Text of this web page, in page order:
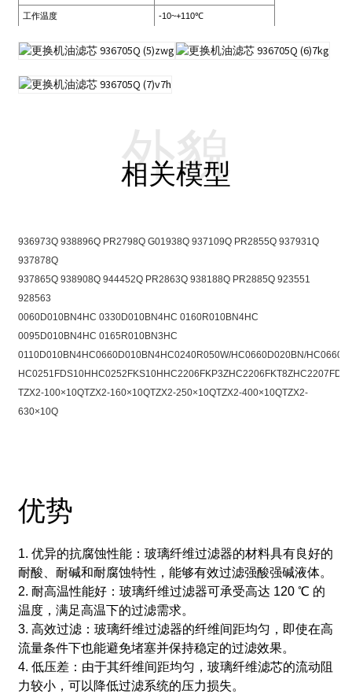
工作温度 -10~+110℃
相关模型
外貌
936973Q 938896Q PR2798Q G01938Q 937109Q PR2855Q 937931Q
937878Q
937865Q 938908Q 944452Q PR2863Q 938188Q PR2885Q 923551
928563
0060D010BN4HC 0330D010BN4HC 0160R010BN4HC
0095D010BN4HC 0165R010BN3HC
0110D010BN4HC0660D010BN4HC0240R050W/HC0660D020BN/HC
HC0251FDS10H HC0252FKS10H HC2206FKP3ZHC2206FKT8Z
TZX2-100×10QTZX2-160×10QTZX2-250×10QTZX2-400×10QTZX2-
630×10Q
优势
1. 优异的抗腐蚀性能：玻璃纤维过滤器的材料具有良好的
耐酸、耐碱和耐腐蚀特性，能够有效过滤强酸强碱液体。
2. 耐高温性能好：玻璃纤维过滤器可承受高达 120 ℃ 的
温度，满足高温下的过滤需求。
3. 高效过滤：玻璃纤维过滤器的纤维间距均匀，即使在高
流量条件下也能避免堵塞并保持稳定的过滤效果。
4. 低压差：由于其纤维间距均匀，玻璃纤维滤芯的流动阻
力较小，可以降低过滤系统的压力损失。